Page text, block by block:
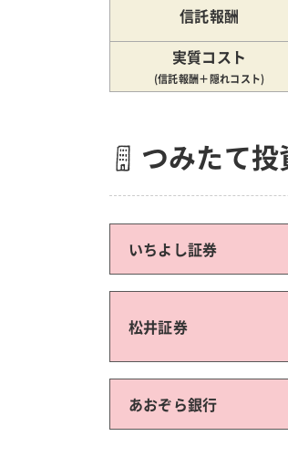
信託報酬
実質コスト
(信託報酬＋隠れコスト)
つみたて
いちよし証券
松井証券
あおぞら銀行